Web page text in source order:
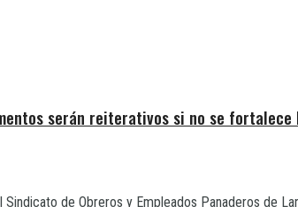
serán reiterativos si no se
de Obreros y Empleados Panaderos de